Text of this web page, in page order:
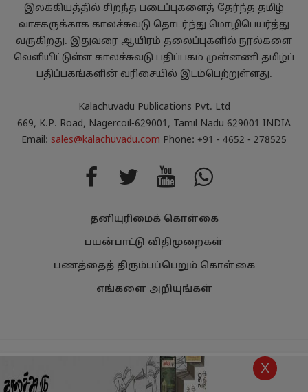
X
இலக்கியத்தில் சிறந்த படைப்புகளைத் தேர்ந்த தமிழ்
வாசகருக்காக காலச்சுவடு தொடர்ந்து மொழிபெயர்த்து
வருகிறது. இதுவரை ஆயிரம் தலைப்புகளில் நூல்களை
வெளியிட்டுள்ள காலச்சுவடு பதிப்பகம் முன்னணி தமிழ்ப்
பதிப்பகங்களின் வரிசையில் இடம்பெற்றுள்ளது.
Kalachuvadu Publications Pvt. Ltd
669, K.P. Road, Nagercoil-629001, Tamil Nadu 629001 INDIA
Email: sales@kalachuvadu.com Phone: +91 - 4652 - 278525
தனியுரிமைக் கொள்கை
பயன்பாட்டு விதிமுறைகள்
பணத்தைத் திரும்பப்பெறும் கொள்கை
எங்களை அறியுங்கள்
Copyright Kalachuvadu Publications Pvt Ltd 2021.
All Rights
Reserved